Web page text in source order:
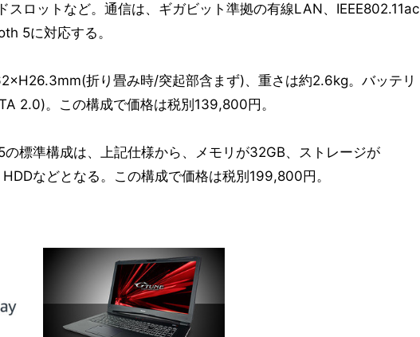
ロットなど。通信は、ギガビット準拠の有線LAN、IEEE802.11ac
5に対応する。
折り畳み時/突起部含まず)、重さは約2.6kg。バッテリ
2.0)。この構成で価格は税別139,800円。
標準構成は、上記仕様から、メモリが32GB、ストレージが
などとなる。この構成で価格は税別199,800円。